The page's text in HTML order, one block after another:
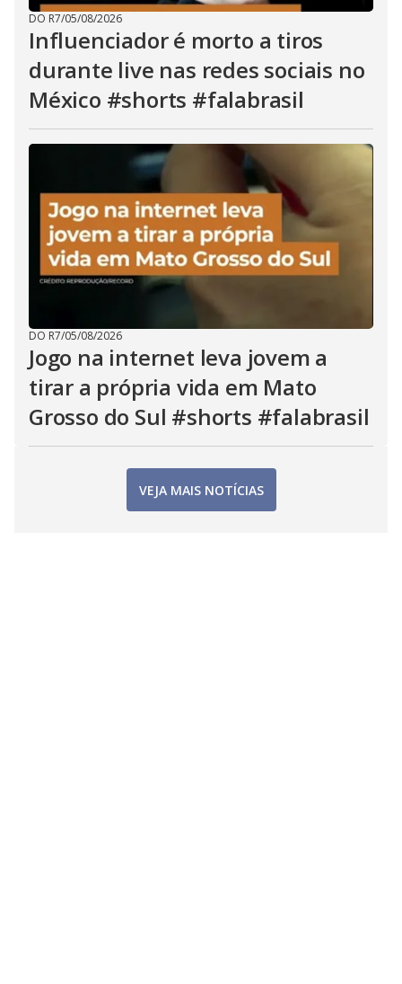
DO R7/05/08/2026
Influenciador é morto a tiros
durante live nas redes sociais no
México #shorts #falabrasil
DO R7/05/08/2026
Jogo na internet leva jovem a
tirar a própria vida em Mato
Grosso do Sul #shorts #falabrasil
VEJA MAIS NOTÍCIAS